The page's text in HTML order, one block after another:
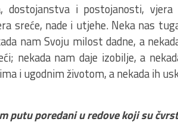
dostojanstva i postojanosti,
sreće, nade i utjehe. Neka nas
nam Svoju milost dadne, a
nekada nam daje izobilje, a
i ugodnim životom, a nekada ih
putu poredani u redove koji su